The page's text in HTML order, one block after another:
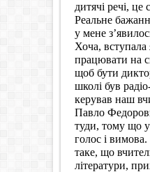
дитячі речі, це
Реальне
у мене
Хоча,
працювати на
щоб бути
школі був
керував наш
Павло
туди, тому що
голос і вимова.
таке, що
літератури,